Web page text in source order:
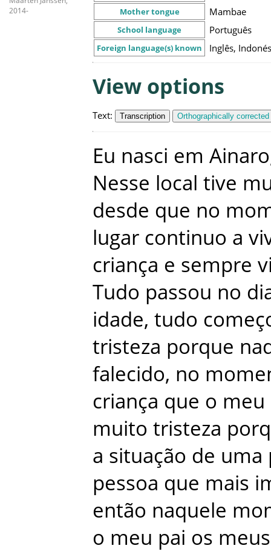
2014-
Mother tongue Mambae
School language Português
Foreign language(s) known Inglês,
View options
Text: Transcription Orthographically
Eu nasci em Ainaro
Nesse local tive
desde que no
lugar continuo a
criança e sempre
Tudo passou no
idade, tudo
tristeza porque
falecido, no
criança que o meu
muito tristeza
a situação de uma
pessoa que mais
então naquele
o meu pai os meus